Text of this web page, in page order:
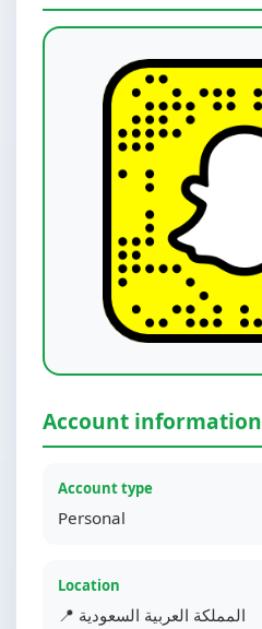
Account information
Account type
Personal
Location
📍 المملكة العربية السعودية